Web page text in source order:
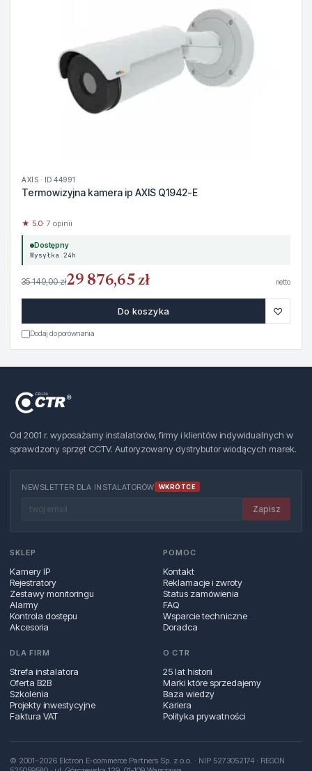
AXIS · ID 44991
Termowizyjna kamera ip AXIS Q1942-E
★ 5.0· 7 opinii
Dostępny
Wysyłka 24h
35 149,00 zł29 876,65 zł netto
Do koszyka ♡
Dodaj do porównania
Od 2001 r. wyposażamy instalatorów, firmy i klientów indywidualnych w
sprawdzony sprzęt CCTV. Autoryzowany dystrybutor wiodących marek.
NEWSLETTER DLA INSTALATORÓW WKRÓTCE
Zapisz
SKLEP
Kamery IP
Rejestratory
Zestawy monitoringu
Alarmy
Kontrola dostępu
Akcesoria
POMOC
Kontakt
Reklamacje i zwroty
Status zamówienia
FAQ
Wsparcie techniczne
Doradca
DLA FIRM
Strefa instalatora
Oferta B2B
Szkolenia
Projekty inwestycyjne
Faktura VAT
O CTR
25 lat historii
Marki które sprzedajemy
Baza wiedzy
Kariera
Polityka prywatności
© 2001–2026 Elctron E-commerce Partners Sp. z o.o. · NIP 5273052174 · REGON